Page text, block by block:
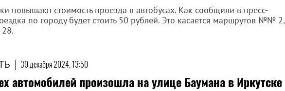
повышают стоимость проезда в автобусах. Как сообщили в пресс-
по городу будет стоить 50 рублей. Это касается маршрутов №№ 2,
| 30 декабря 2024, 13:50
автомобилей произошла на улице Баумана в Иркутске